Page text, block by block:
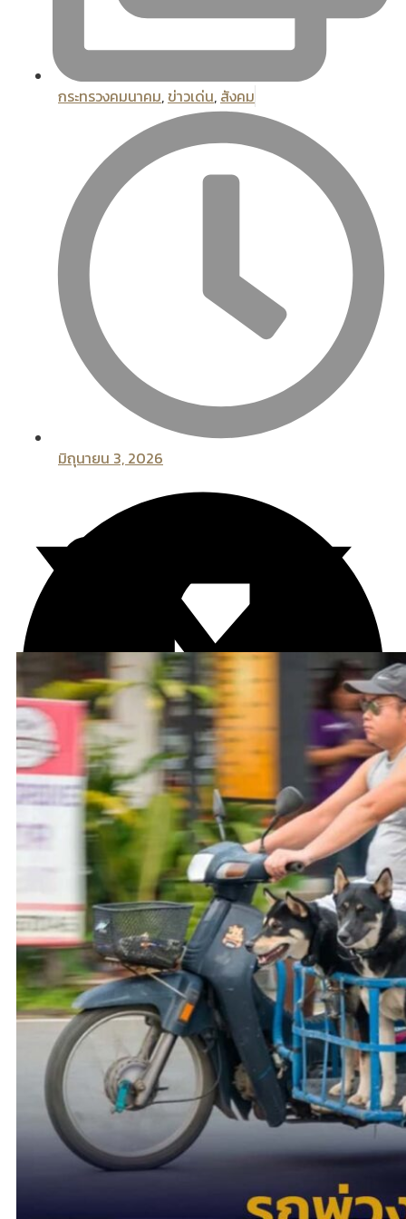
กระทรวงคมนาคม, ข่าวเด่น, สังคม
มิถุนายน 3, 2026